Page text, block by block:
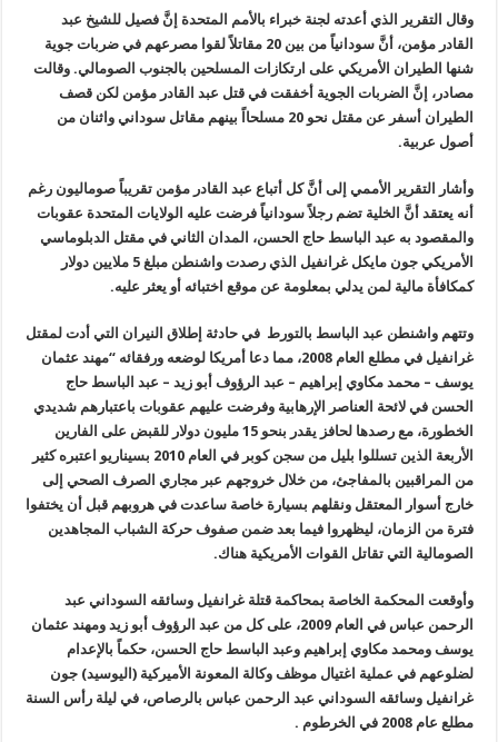
وقال التقرير الذي أعدته لجنة خبراء بالأمم المتحدة إنَّ فصيل للشيخ عبد
القادر مؤمن، أنَّ سودانياً من بين 20 مقاتلاً لقوا مصرعهم في ضربات جوية
شنها الطيران الأمريكي على ارتكازات المسلحين بالجنوب الصومالي. وقالت
مصادر، إنَّ الضربات الجوية أخفقت في قتل عبد القادر مؤمن لكن قصف
الطيران أسفر عن مقتل نحو 20 مسلحااً بينهم مقاتل سوداني واثنان من
أصول عربية.
وأشار التقرير الأممي إلى أنَّ كل أتباع عبد القادر مؤمن تقريباً صوماليون رغم
أنه يعتقد أنَّ الخلية تضم رجلاً سودانياً فرضت عليه الولايات المتحدة عقوبات
والمقصود به عبد الباسط حاج الحسن، المدان الثاني في مقتل الدبلوماسي
الأمريكي جون مايكل غرانفيل الذي رصدت واشنطن مبلغ 5 ملايين دولار
كمكافأة مالية لمن يدلي بمعلومة عن موقع اختبائه أو يعثر عليه.
وتتهم واشنطن عبد الباسط بالتورط في حادثة إطلاق النيران التي أدت لمقتل
غرانفيل في مطلع العام 2008، مما دعا أمريكا لوضعه ورفقائه “مهند عثمان
يوسف – محمد مكاوي إبراهيم – عبد الرؤوف أبو زيد – عبد الباسط حاج
الحسن في لائحة العناصر الإرهابية وفرضت عليهم عقوبات باعتبارهم شديدي
الخطورة، مع رصدها لحافز يقدر بنحو 15 مليون دولار للقبض على الفارين
الأربعة الذين تسللوا بليل من سجن كوبر في العام 2010 بسيناريو اعتبره كثير
من المراقبين بالمفاجئ، من خلال خروجهم عبر مجاري الصرف الصحي إلى
خارج أسوار المعتقل ونقلهم بسيارة خاصة ساعدت في هروبهم قبل أن يختفوا
فترة من الزمان، ليظهروا فيما بعد ضمن صفوف حركة الشباب المجاهدين
الصومالية التي تقاتل القوات الأمريكية هناك.
وأوقعت المحكمة الخاصة بمحاكمة قتلة غرانفيل وسائقه السوداني عبد
الرحمن عباس في العام 2009، على كل من عبد الرؤوف أبو زيد ومهند عثمان
يوسف ومحمد مكاوي إبراهيم وعبد الباسط حاج الحسن، حكماً بالإعدام
لضلوعهم في عملية اغتيال موظف وكالة المعونة الأميركية (اليوسيد) جون
غرانفيل وسائقه السوداني عبد الرحمن عباس بالرصاص، في ليلة رأس السنة
مطلع عام 2008 في الخرطوم
.